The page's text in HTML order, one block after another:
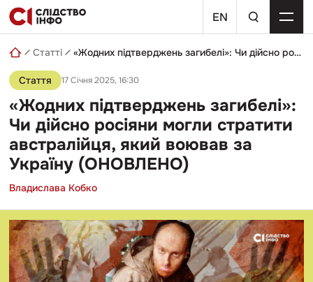
Skip
to
content
EN
пошуковий
запит
Статті «Жодних підтверджень загибелі»: Чи дійсно росіяни могли стратити австралійця, який воював за Україну (ОНОВЛЕНО)
Стаття 17 Січня 2025, 16:30
«Жодних підтверджень загибелі»:
Чи дійсно росіяни могли стратити
австралійця, який воював за
Україну (ОНОВЛЕНО)
Владислава Кобко